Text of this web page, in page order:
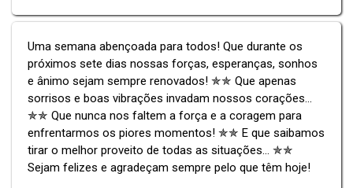
Uma semana abençoada para todos! Que durante os
próximos sete dias nossas forças, esperanças, sonhos
e ânimo sejam sempre renovados! ✯✯ Que apenas
sorrisos e boas vibrações invadam nossos corações...
✯✯ Que nunca nos faltem a força e a coragem para
enfrentarmos os piores momentos! ✯✯ E que saibamos
tirar o melhor proveito de todas as situações... ✯✯
Sejam felizes e agradeçam sempre pelo que têm hoje!